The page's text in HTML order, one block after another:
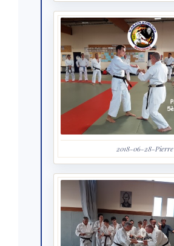
2018-06-28-Pierre